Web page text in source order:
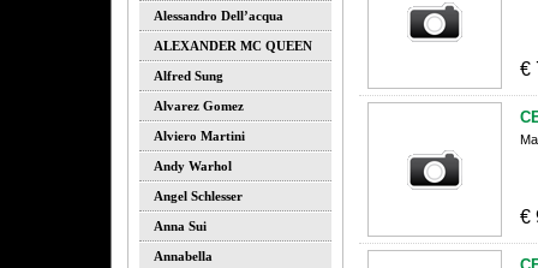
Alessandro Dell’acqua
ALEXANDER MC QUEEN
Alfred Sung
Alvarez Gomez
Alviero Martini
Andy Warhol
Angel Schlesser
Anna Sui
Annabella
€
€